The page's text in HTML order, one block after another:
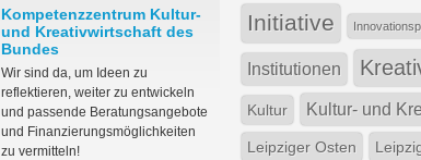
Kompetenzzentrum Kultur-
und Kreativwirtschaft des
Bundes
Wir sind da, um Ideen zu
reflektieren, weiter zu entwickeln
und passende Beratungsangebote
und Finanzierungsmöglichkeiten
zu vermitteln!
Initiative
Institutionen
Kultur Kultur- und
Leipziger Osten